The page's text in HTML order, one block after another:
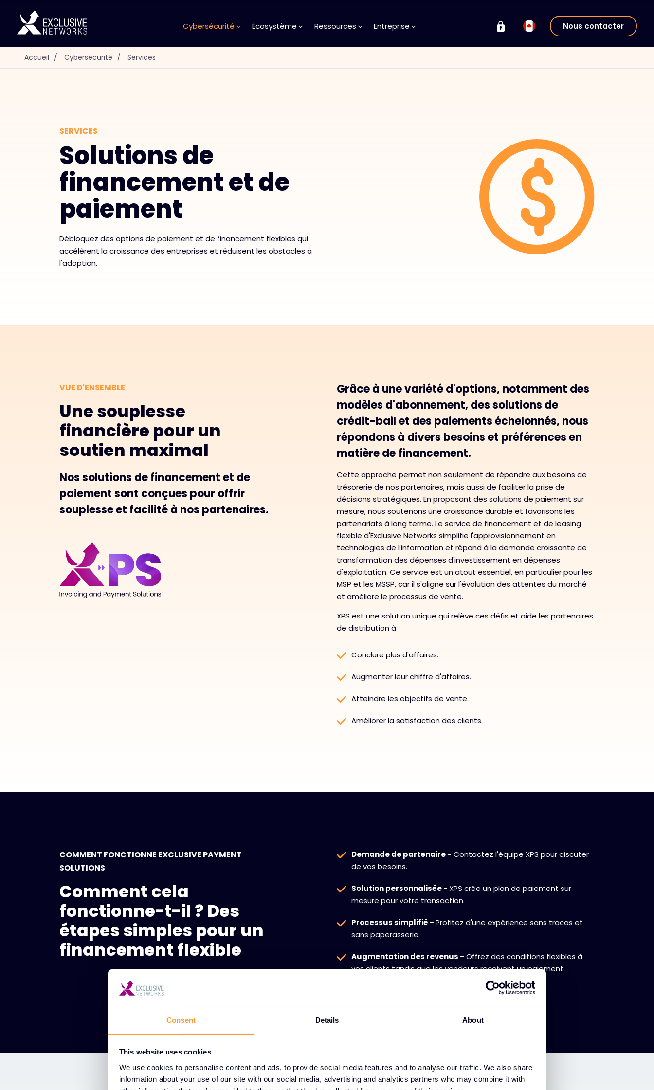
Consent Details About
This website uses cookies
We use cookies to personalise content and ads, to provide social media features and to analyse our traffic. We also share
information about your use of our site with our social media, advertising and analytics partners who may combine it with
Cybersécurité Écosystème Ressources Entreprise Nous contacter
Accueil / Cybersécurité / Services
SERVICES
Solutions de
financement et de
paiement
Débloquez des options de paiement et de financement flexibles qui
accélèrent la croissance des entreprises et réduisent les obstacles à
l'adoption.
VUE D'ENSEMBLE
Une souplesse
financière pour un
soutien maximal
Nos solutions de financement et de
paiement sont conçues pour offrir
souplesse et facilité à nos partenaires.
Grâce à une variété d'options, notamment des
modèles d'abonnement, des solutions de
crédit-bail et des paiements échelonnés, nous
répondons à divers besoins et préférences en
matière de financement.
Cette approche permet non seulement de répondre aux besoins de
trésorerie de nos partenaires, mais aussi de faciliter la prise de
décisions stratégiques. En proposant des solutions de paiement sur
mesure, nous soutenons une croissance durable et favorisons les
partenariats à long terme. Le service de financement et de leasing
flexible d'Exclusive Networks simplifie l'approvisionnement en
technologies de l'information et répond à la demande croissante de
transformation des dépenses d'investissement en dépenses
d'exploitation. Ce service est un atout essentiel, en particulier pour les
MSP et les MSSP, car il s'aligne sur l'évolution des attentes du marché
et améliore le processus de vente.
XPS est une solution unique qui relève ces défis et aide les partenaires
de distribution à
Conclure plus d'affaires.
Augmenter leur chiffre d'affaires.
Atteindre les objectifs de vente.
Améliorer la satisfaction des clients.
COMMENT FONCTIONNE EXCLUSIVE PAYMENT
SOLUTIONS
Comment cela
fonctionne-t-il ? Des
étapes simples pour un
financement flexible
Demande de partenaire - Contactez l'équipe XPS pour discuter
de vos besoins.
Solution personnalisée - XPS crée un plan de paiement sur
mesure pour votre transaction.
Processus simplifié -Profitez d'une expérience sans tracas et
sans paperasserie.
Augmentation des revenus - Offrez des conditions flexibles à
vos clients tandis que les vendeurs reçoivent un paiement